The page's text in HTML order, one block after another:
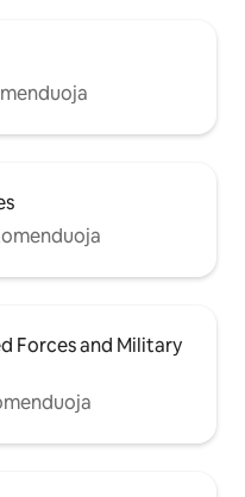
Forces and Military